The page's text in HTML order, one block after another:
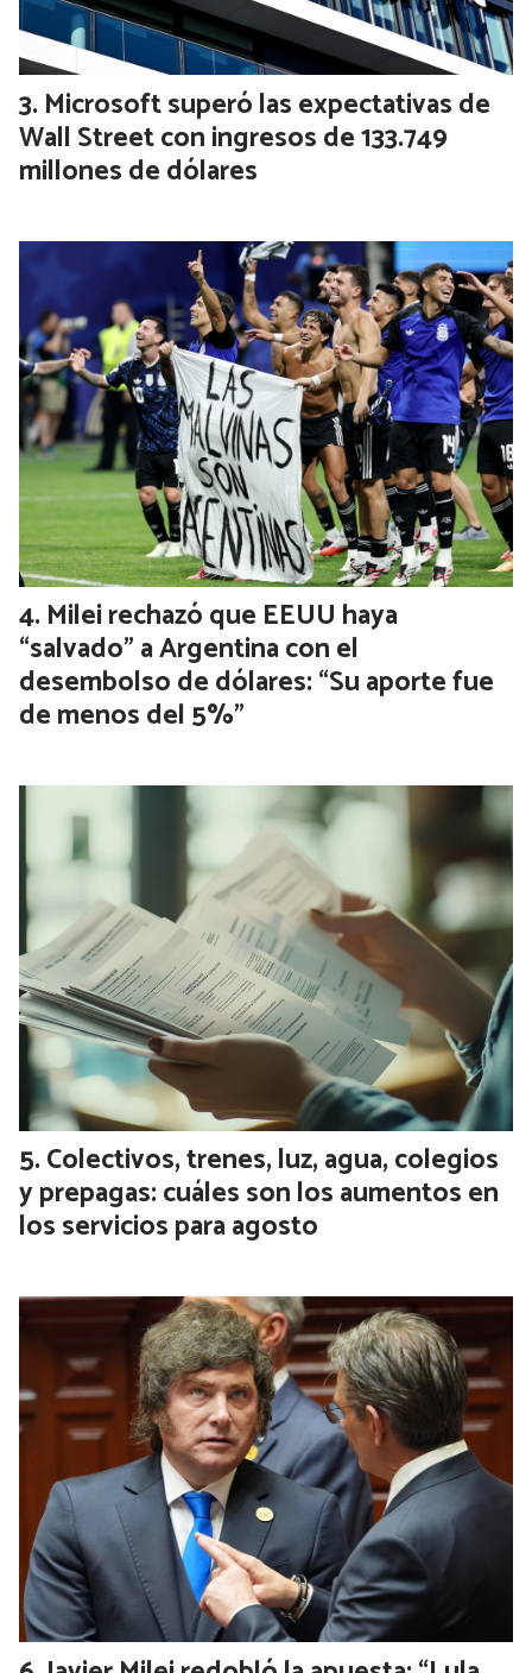
Microsoft superó las expectativas de
Wall Street con ingresos de 133.749
millones de dólares
Milei rechazó que EEUU haya
“salvado” a Argentina con el
desembolso de dólares: “Su aporte fue
de menos del 5%”
Colectivos, trenes, luz, agua, colegios
y prepagas: cuáles son los aumentos en
los servicios para agosto